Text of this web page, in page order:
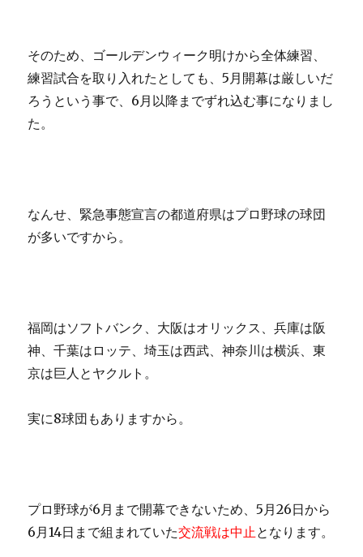
そのため、ゴールデンウィーク明けから全体練習、
練習試合を取り入れたとしても、5月開幕は厳しいだ
ろうという事で、6月以降までずれ込む事になりまし
た。
なんせ、緊急事態宣言の都道府県はプロ野球の球団
が多いですから。
福岡はソフトバンク、大阪はオリックス、兵庫は阪
神、千葉はロッテ、埼玉は西武、神奈川は横浜、東
京は巨人とヤクルト。
実に8球団もありますから。
プロ野球が6月まで開幕できないため、5月26日から
6月14日まで組まれていた交流戦は中止となります。